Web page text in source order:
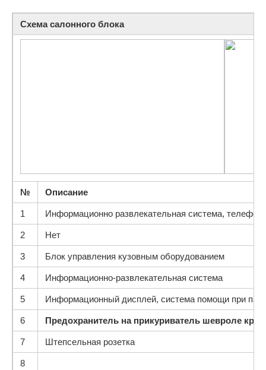
Схема салонного блока
№ Описание
1 Информационно развлекательная система, телефон
2 Нет
3 Блок управления кузовным оборудованием
4 Информационно-развлекательная система
5 Информационный дисплей, система помощи при
6 Предохранитель на прикуриватель шевроле круз
7 Штепсельная розетка
8